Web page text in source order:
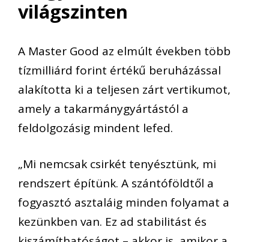
világszinten
A Master Good az elmúlt években több
tízmilliárd forint értékű beruházással
alakította ki a teljesen zárt vertikumot,
amely a takarmánygyártástól a
feldolgozásig mindent lefed.
„Mi nemcsak csirkét tenyésztünk, mi
rendszert építünk. A szántóföldtől a
fogyasztó asztaláig minden folyamat a
kezünkben van. Ez ad stabilitást és